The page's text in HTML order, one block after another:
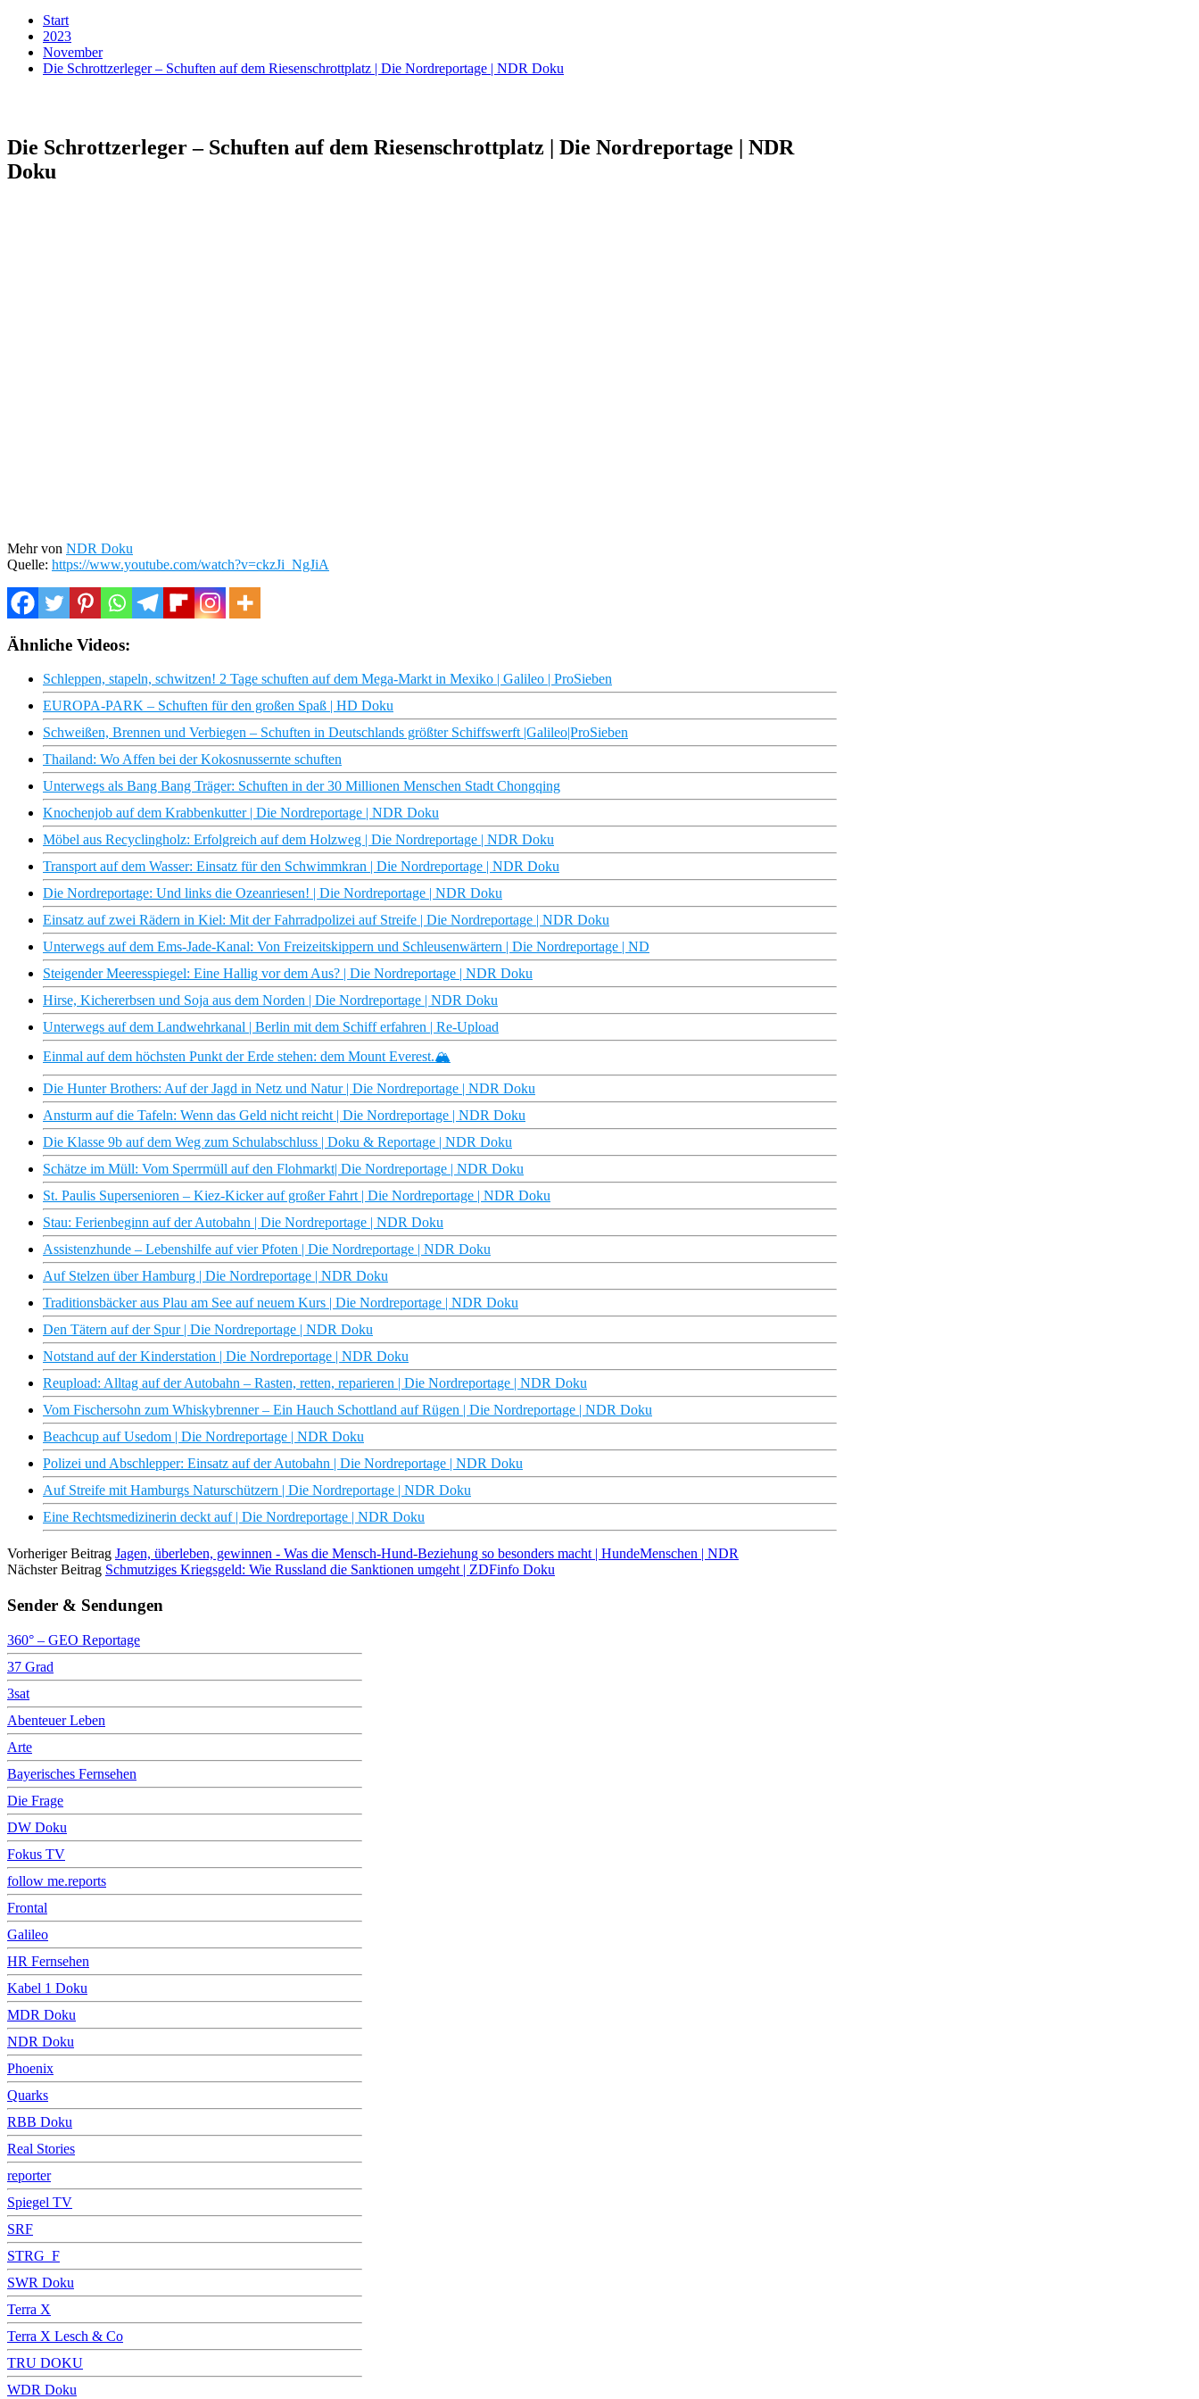
Start
2023
November
Die Schrottzerleger – Schuften auf dem Riesenschrottplatz | Die Nordreportage | NDR Doku
Die Schrottzerleger – Schuften auf dem Riesenschrottplatz | Die Nordreportage | NDR
Doku
Mehr von NDR Doku
Quelle: https://www.youtube.com/watch?v=ckzJi_NgJiA
Ähnliche Videos:
Schleppen, stapeln, schwitzen! 2 Tage schuften auf dem Mega-Markt in Mexiko | Galileo | ProSieben
EUROPA-PARK – Schuften für den großen Spaß | HD Doku
Schweißen, Brennen und Verbiegen – Schuften in Deutschlands größter Schiffswerft |Galileo|ProSieben
Thailand: Wo Affen bei der Kokosnussernte schuften
Unterwegs als Bang Bang Träger: Schuften in der 30 Millionen Menschen Stadt Chongqing
Knochenjob auf dem Krabbenkutter | Die Nordreportage | NDR Doku
Möbel aus Recyclingholz: Erfolgreich auf dem Holzweg | Die Nordreportage | NDR Doku
Transport auf dem Wasser: Einsatz für den Schwimmkran | Die Nordreportage | NDR Doku
Die Nordreportage: Und links die Ozeanriesen! | Die Nordreportage | NDR Doku
Einsatz auf zwei Rädern in Kiel: Mit der Fahrradpolizei auf Streife | Die Nordreportage | NDR Doku
Unterwegs auf dem Ems-Jade-Kanal: Von Freizeitskippern und Schleusenwärtern | Die Nordreportage | ND
Steigender Meeresspiegel: Eine Hallig vor dem Aus? | Die Nordreportage | NDR Doku
Hirse, Kichererbsen und Soja aus dem Norden | Die Nordreportage | NDR Doku
Unterwegs auf dem Landwehrkanal | Berlin mit dem Schiff erfahren | Re-Upload
Einmal auf dem höchsten Punkt der Erde stehen: dem Mount Everest.🏔️
Die Hunter Brothers: Auf der Jagd in Netz und Natur | Die Nordreportage | NDR Doku
Ansturm auf die Tafeln: Wenn das Geld nicht reicht | Die Nordreportage | NDR Doku
Die Klasse 9b auf dem Weg zum Schulabschluss | Doku & Reportage | NDR Doku
Schätze im Müll: Vom Sperrmüll auf den Flohmarkt| Die Nordreportage | NDR Doku
St. Paulis Supersenioren – Kiez-Kicker auf großer Fahrt | Die Nordreportage | NDR Doku
Stau: Ferienbeginn auf der Autobahn | Die Nordreportage | NDR Doku
Assistenzhunde – Lebenshilfe auf vier Pfoten | Die Nordreportage | NDR Doku
Auf Stelzen über Hamburg | Die Nordreportage | NDR Doku
Traditionsbäcker aus Plau am See auf neuem Kurs | Die Nordreportage | NDR Doku
Den Tätern auf der Spur | Die Nordreportage | NDR Doku
Notstand auf der Kinderstation | Die Nordreportage | NDR Doku
Reupload: Alltag auf der Autobahn – Rasten, retten, reparieren | Die Nordreportage | NDR Doku
Vom Fischersohn zum Whiskybrenner – Ein Hauch Schottland auf Rügen | Die Nordreportage | NDR Doku
Beachcup auf Usedom | Die Nordreportage | NDR Doku
Polizei und Abschlepper: Einsatz auf der Autobahn | Die Nordreportage | NDR Doku
Auf Streife mit Hamburgs Naturschützern | Die Nordreportage | NDR Doku
Eine Rechtsmedizinerin deckt auf | Die Nordreportage | NDR Doku
Vorheriger Beitrag Jagen, überleben, gewinnen - Was die Mensch-Hund-Beziehung so besonders macht | HundeMenschen | NDR
Nächster Beitrag Schmutziges Kriegsgeld: Wie Russland die Sanktionen umgeht | ZDFinfo Doku
Sender & Sendungen
360° – GEO Reportage
37 Grad
3sat
Abenteuer Leben
Arte
Bayerisches Fernsehen
Die Frage
DW Doku
Fokus TV
follow me.reports
Frontal
Galileo
HR Fernsehen
Kabel 1 Doku
MDR Doku
NDR Doku
Phoenix
Quarks
RBB Doku
Real Stories
reporter
Spiegel TV
SRF
STRG_F
SWR Doku
Terra X
Terra X Lesch & Co
TRU DOKU
WDR Doku